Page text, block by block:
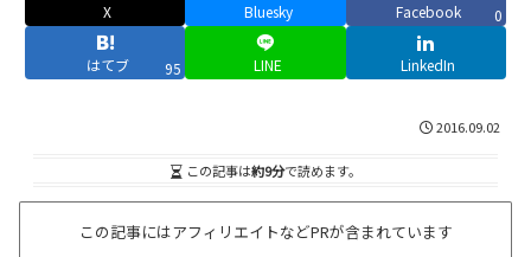
X Bluesky Facebook 0
はてブ 95 LINE LinkedIn
2016.09.02
この記事は約9分で読めます。
この記事にはアフィリエイトなどPRが含まれています